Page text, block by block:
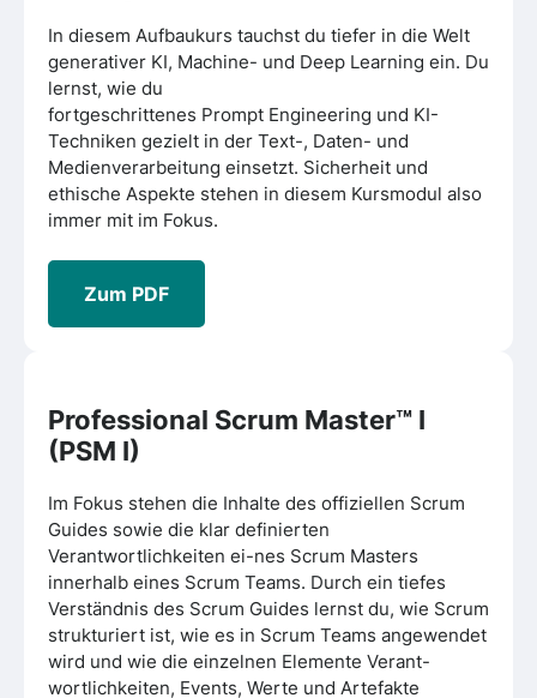
In diesem Aufbaukurs tauchst du tiefer in die Welt
generativer KI, Machine- und Deep Learning ein. Du
lernst, wie du
fortgeschrittenes Prompt Engineering und KI-
Techniken gezielt in der Text-, Daten- und
Medienverarbeitung einsetzt. Sicherheit und
ethische Aspekte stehen in diesem Kursmodul also
immer mit im Fokus.
Zum PDF
Professional Scrum Master™ I
(PSM I)
Im Fokus stehen die Inhalte des offiziellen Scrum
Guides sowie die klar definierten
Verantwortlichkeiten ei-nes Scrum Masters
innerhalb eines Scrum Teams. Durch ein tiefes
Verständnis des Scrum Guides lernst du, wie Scrum
strukturiert ist, wie es in Scrum Teams angewendet
wird und wie die einzelnen Elemente Verant-
wortlichkeiten, Events, Werte und Artefakte